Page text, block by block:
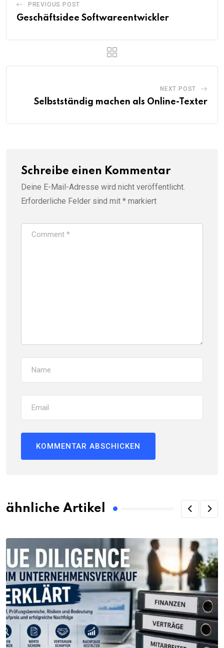
PREVIOUS POST
Geschäftsidee Softwareentwickler
NEXT POST
Selbstständig machen als Online-Texter
Schreibe einen Kommentar
Deine E-Mail-Adresse wird nicht veröffentlicht.
Erforderliche Felder sind mit * markiert
ähnliche Artikel